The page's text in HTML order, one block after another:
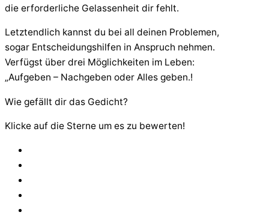
die erforderliche Gelassenheit dir fehlt.
Letztendlich kannst du bei all deinen Problemen,
sogar Entscheidungshilfen in Anspruch nehmen.
Verfügst über drei Möglichkeiten im Leben:
„Aufgeben – Nachgeben oder Alles geben.!
Wie gefällt dir das Gedicht?
Klicke auf die Sterne um es zu bewerten!